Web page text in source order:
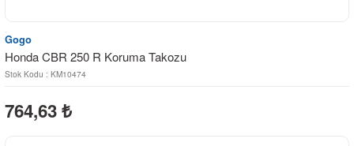
Gogo
Honda CBR 250 R Koruma Takozu
Stok Kodu : KM10474
764,63 ₺